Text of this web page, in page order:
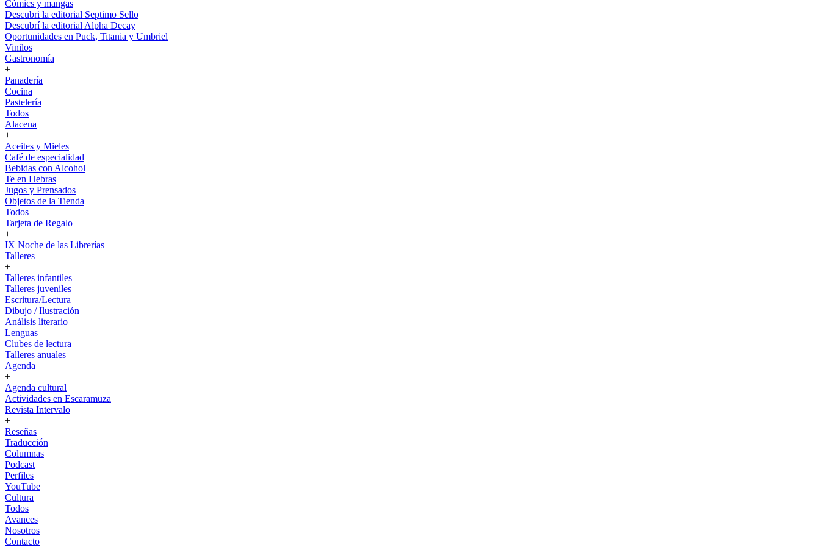
Cómics y mangas
Descubri la editorial Septimo Sello
Descubrí la editorial Alpha Decay
Oportunidades en Puck, Titania y Umbriel
Vinilos
Gastronomía
+
Panadería
Cocina
Pastelería
Todos
Alacena
+
Aceites y Mieles
Café de especialidad
Bebidas con Alcohol
Te en Hebras
Jugos y Prensados
Objetos de la Tienda
Todos
Tarjeta de Regalo
+
IX Noche de las Librerías
Talleres
+
Talleres infantiles
Talleres juveniles
Escritura/Lectura
Dibujo / Ilustración
Análisis literario
Lenguas
Clubes de lectura
Talleres anuales
Agenda
+
Agenda cultural
Actividades en Escaramuza
Revista Intervalo
+
Reseñas
Traducción
Columnas
Podcast
Perfiles
YouTube
Cultura
Todos
Avances
Nosotros
Contacto